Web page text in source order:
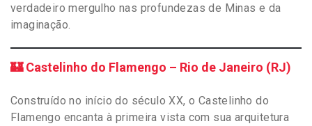
verdadeiro mergulho nas profundezas de Minas e da
imaginação.
🏰 Castelinho do Flamengo – Rio de Janeiro (RJ)
Construído no início do século XX, o Castelinho do
Flamengo encanta à primeira vista com sua arquitetura